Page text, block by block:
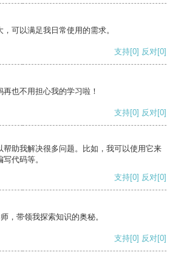
可以满足我日常使用的需求。
支持[0] 反对[0]
也不用担心我的学习啦！
支持[0] 反对[0]
帮助我解决很多问题。比如，我可以使用它来
代码等。
支持[0] 反对[0]
，带领我探索知识的奥秘。
支持[0] 反对[0]